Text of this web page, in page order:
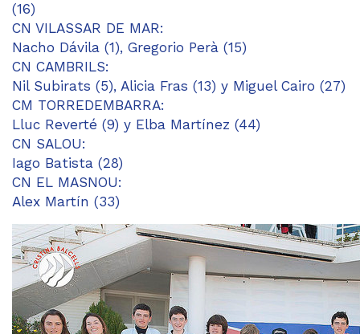
(16)
CN VILASSAR DE MAR:
Nacho Dávila (1), Gregorio Perà (15)
CN CAMBRILS:
Nil Subirats (5), Alicia Fras (13) y Miguel Cairo (27)
CM TORREDEMBARRA:
Lluc Reverté (9) y Elba Martínez (44)
CN SALOU:
Iago Batista (28)
CN EL MASNOU:
Alex Martín (33)